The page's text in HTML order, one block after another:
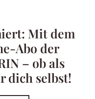
Mit dem
Abo der
– ob als
dich selbst!